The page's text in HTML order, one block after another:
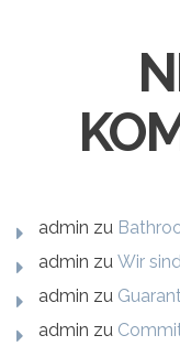
admin zu
admin zu Wir
admin zu
admin zu